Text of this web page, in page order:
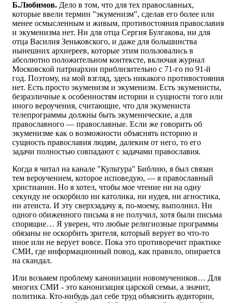
Б.Любимов. Дело в том, что для тех православных,
которые ввели термин "экуменизм", сделав его более или
менее осмысленным и живым, противостояния православия
и экуменизма нет. Ни для отца Сергия Булгакова, ни для
отца Василия Зеньковского, и даже для большинства
нынешних архиереев, которые этим пользовались в
абсолютно положительном контексте, включая журнал
Московской патриархии приблизительно с 71-го по 91-й
год. Поэтому, на мой взгляд, здесь никакого противостояния
нет. Есть просто экуменизм и экуменизм. Есть экуменисты,
безразличные к особенностям истории и сущности того или
иного вероучения, считающие, что для экумениста
телепрограммы должны быть экуменические, а для
православного — православные. Если же говорить об
экуменизме как о возможности объяснять историю и
сущность православия людям, далеким от него, то его
задачи полностью совпадают с задачами православия.
Когда я читал на канале "Культура" Библию, я был связан
тем вероучением, которое исповедую, — я православный
христианин. Но я хотел, чтобы мое чтение ни на одну
секунду не оскорбило ни католика, ни иудея, ни агностика,
ни атеиста. И эту сверхзадачу я, по-моему, выполнил. Ни
одного обиженного письма я не получил, хотя были письма
спорящие… Я уверен, что любые религиозные программы
обязаны не оскорбить зрителя, который верует во что-то
иное или не верует вовсе. Пока это противоречит практике
СМИ, где информационный повод, как правило, опирается
на скандал.
Или возьмем проблему канонизации новомучеников… Для
многих СМИ - это канонизация царской семьи, а значит,
политика. Кто-нибудь дал себе труд объяснить аудитории,